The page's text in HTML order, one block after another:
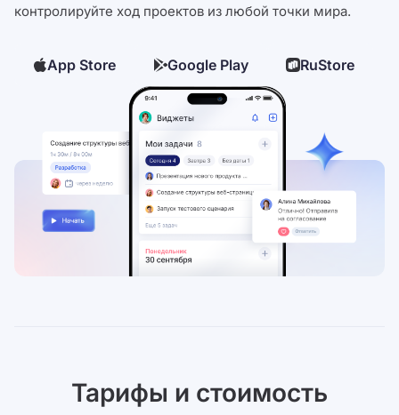
контролируйте ход проектов из любой точки мира.
App Store Google Play RuStore
Тарифы и стоимость